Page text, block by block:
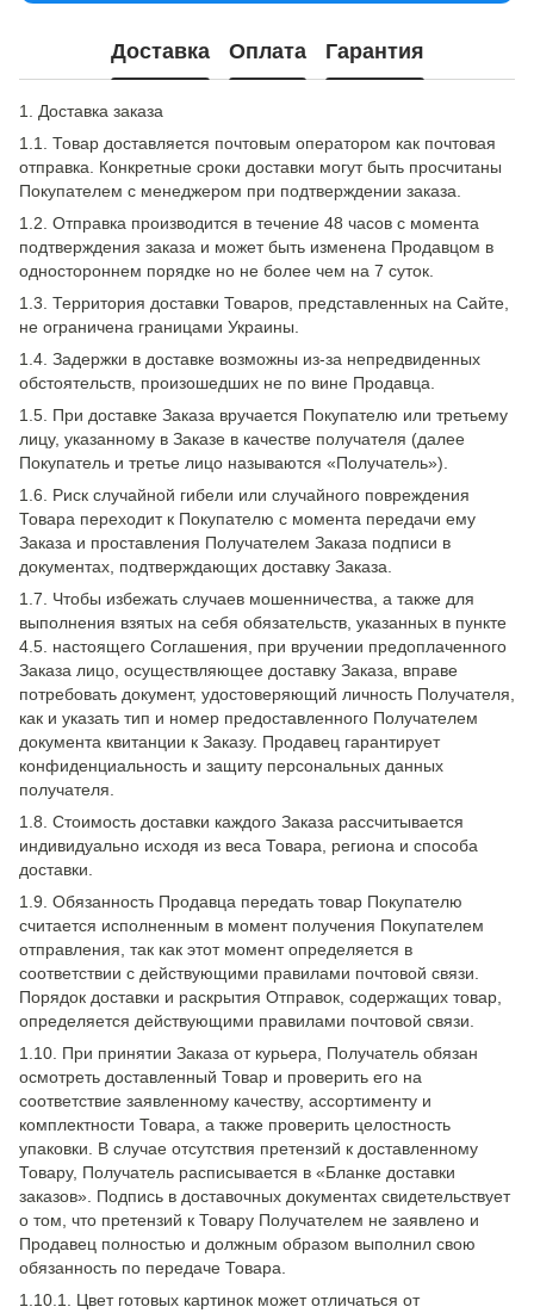
Доставка Оплата Гарантия
1. Доставка заказа
1.1. Товар доставляется почтовым оператором как почтовая
отправка. Конкретные сроки доставки могут быть просчитаны
Покупателем с менеджером при подтверждении заказа.
1.2. Отправка производится в течение 48 часов с момента
подтверждения заказа и может быть изменена Продавцом в
одностороннем порядке но не более чем на 7 суток.
1.3. Территория доставки Товаров, представленных на Сайте,
не ограничена границами Украины.
1.4. Задержки в доставке возможны из-за непредвиденных
обстоятельств, произошедших не по вине Продавца.
1.5. При доставке Заказа вручается Покупателю или третьему
лицу, указанному в Заказе в качестве получателя (далее
Покупатель и третье лицо называются «Получатель»).
1.6. Риск случайной гибели или случайного повреждения
Товара переходит к Покупателю с момента передачи ему
Заказа и проставления Получателем Заказа подписи в
документах, подтверждающих доставку Заказа.
1.7. Чтобы избежать случаев мошенничества, а также для
выполнения взятых на себя обязательств, указанных в пункте
4.5. настоящего Соглашения, при вручении предоплаченного
Заказа лицо, осуществляющее доставку Заказа, вправе
потребовать документ, удостоверяющий личность Получателя,
как и указать тип и номер предоставленного Получателем
документа квитанции к Заказу. Продавец гарантирует
конфиденциальность и защиту персональных данных
получателя.
1.8. Стоимость доставки каждого Заказа рассчитывается
индивидуально исходя из веса Товара, региона и способа
доставки.
1.9. Обязанность Продавца передать товар Покупателю
считается исполненным в момент получения Покупателем
отправления, так как этот момент определяется в
соответствии с действующими правилами почтовой связи.
Порядок доставки и раскрытия Отправок, содержащих товар,
определяется действующими правилами почтовой связи.
1.10. При принятии Заказа от курьера, Получатель обязан
осмотреть доставленный Товар и проверить его на
соответствие заявленному качеству, ассортименту и
комплектности Товара, а также проверить целостность
упаковки. В случае отсутствия претензий к доставленному
Товару, Получатель расписывается в «Бланке доставки
заказов». Подпись в доставочных документах свидетельствует
о том, что претензий к Товару Получателем не заявлено и
Продавец полностью и должным образом выполнил свою
обязанность по передаче Товара.
1.10.1. Цвет готовых картинок может отличаться от